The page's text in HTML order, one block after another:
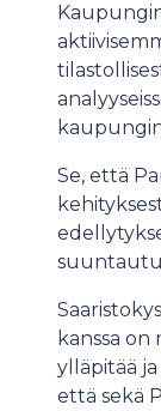
Se, että
kanssa
ylläpitää
että sekä